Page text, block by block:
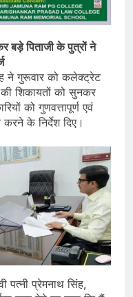
बड़े पिताजी के पुत्रों ने
ने गुरूवार को कलेक्ट्रेट
शिकायतों को सुनकर
को गुणवत्तापूर्ण एवं
के निर्देश दिए।
पत्नी प्रेमनाथ सिंह,